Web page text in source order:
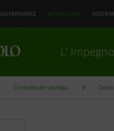
GOVERNANCE NEWSROOM
L’ Impegno
Comunicati stampa